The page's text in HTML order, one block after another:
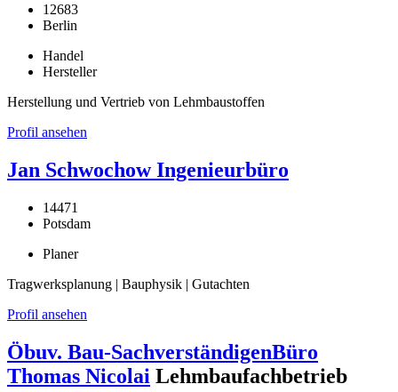
12683
Berlin
Handel
Hersteller
Herstellung und Vertrieb von Lehmbaustoffen
Profil ansehen
Jan Schwochow Ingenieurbüro
14471
Potsdam
Planer
Tragwerksplanung | Bauphysik | Gutachten
Profil ansehen
Öbuv. Bau-SachverständigenBüro
Thomas Nicolai Lehmbaufachbetrieb